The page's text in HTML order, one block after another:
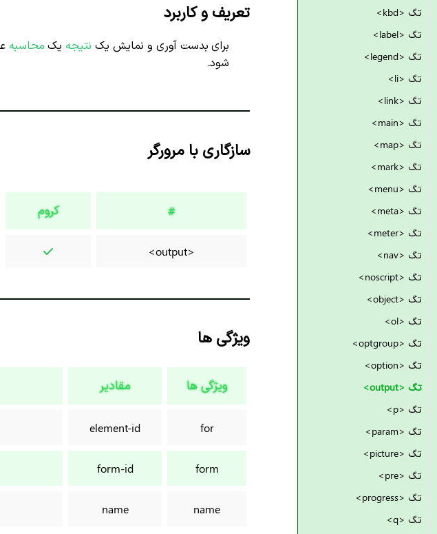
تعریف و کاربرد
برای بدست آوری و نمایش یک نتیجه یک محاسبه
شود.
سازگاری با مرورگر
# کروم
<output>
ویژگی ها
ویژگی ها مقادیر
for
element-id
form
form-id
name
name
تگ <kbd>
تگ <label>
تگ <legend>
تگ <li>
تگ <link>
تگ <main>
تگ <map>
تگ <mark>
تگ <menu>
تگ <meta>
تگ <meter>
تگ <nav>
تگ <noscript>
تگ <object>
تگ <ol>
تگ <optgroup>
تگ <option>
تگ <output>
تگ <p>
تگ <param>
تگ <picture>
تگ <pre>
تگ <progress>
تگ <q>